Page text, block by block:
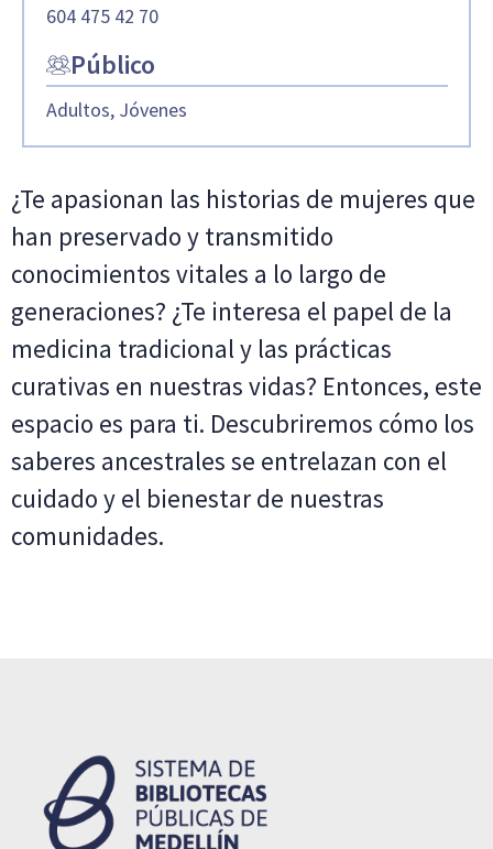
604 475 42 70
Público
Adultos, Jóvenes
¿Te apasionan las historias de mujeres que
han preservado y transmitido
conocimientos vitales a lo largo de
generaciones? ¿Te interesa el papel de la
medicina tradicional y las prácticas
curativas en nuestras vidas? Entonces, este
espacio es para ti. Descubriremos cómo los
saberes ancestrales se entrelazan con el
cuidado y el bienestar de nuestras
comunidades.